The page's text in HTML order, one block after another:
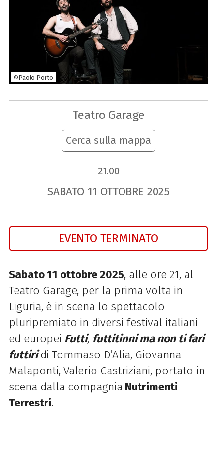
©Paolo Porto
Teatro Garage
Cerca sulla mappa
21.00
SABATO 11 OTTOBRE 2025
EVENTO TERMINATO
Sabato 11 ottobre 2025, alle ore 21, al
Teatro Garage, per la prima volta in
Liguria, è in scena lo spettacolo
pluripremiato in diversi festival italiani
ed europei Futti, futtitinni ma non ti fari
futtiri di Tommaso D’Alia, Giovanna
Malaponti, Valerio Castriziani, portato in
scena dalla compagnia Nutrimenti
Terrestri.